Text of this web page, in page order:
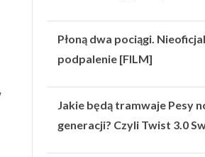
Płoną dwa pociągi.
podpalenie [FILM]
Jakie będą tramwaje Pesy
generacji? Czyli Twist 3.0